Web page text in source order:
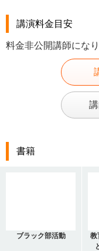
講演料金目安
料金非公開講師にな
書籍
ブラック部活動
教